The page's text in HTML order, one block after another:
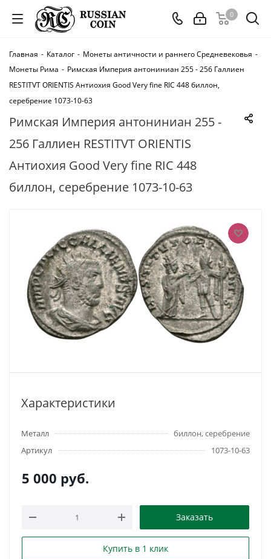
0
Главная - Каталог - Монеты античности и раннего Средневековья -
Монеты Рима - Римская Империя антониниан 255 - 256 Галлиен
RESTITVT ORIENTIS Антиохия Good Very fine RIC 448 биллон,
серебрение 1073-10-63
Римская Империя антониниан 255 -
256 Галлиен RESTITVT ORIENTIS
Антиохия Good Very fine RIC 448
биллон, серебрение 1073-10-63
Характеристики
Металл
биллон, серебрение
Артикул
1073-10-63
5 000 руб.
Заказать
Купить в 1 клик